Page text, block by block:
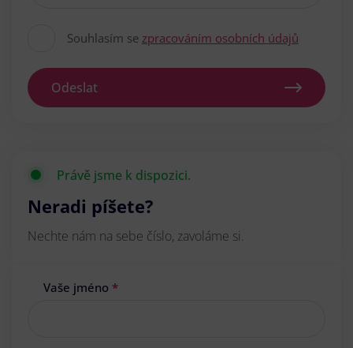
Souhlasím se zpracováním osobních údajů
Odeslat
Právě jsme k dispozici.
Neradi píšete?
Nechte nám na sebe číslo, zavoláme si.
Vaše jméno *